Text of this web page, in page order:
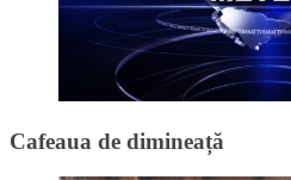
Cafeaua de dimineață